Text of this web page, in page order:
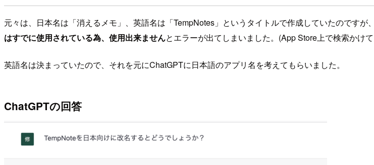
元々は、日本名は「消えるメモ」、英語名は「TempNotes」というタイトルで作成していたのです
はすでに使用されている為、使用出来ませんとエラーが出てしまいました。(App Store上で検索かけ
英語名は決まっていたので、それを元にChatGPTに日本語のアプリ名を考えてもらいました。
ChatGPTの回答